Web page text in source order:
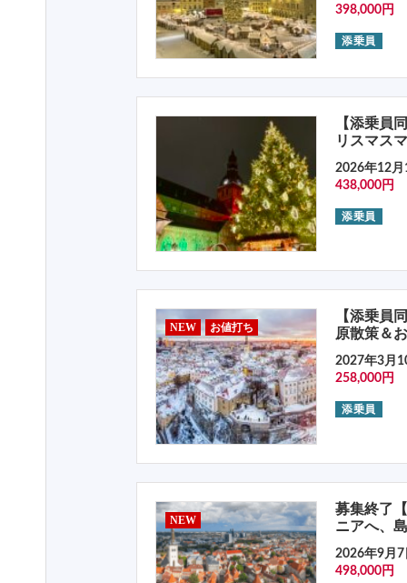
398,000円
添乗員
【添乗員
リスマス
2026年12月
438,000円
添乗員
NEW お値打ち
【添乗員
原散策＆
2027年3月
258,000円
添乗員
NEW
募集終了
ニアへ、
2026年9月7
498,000円